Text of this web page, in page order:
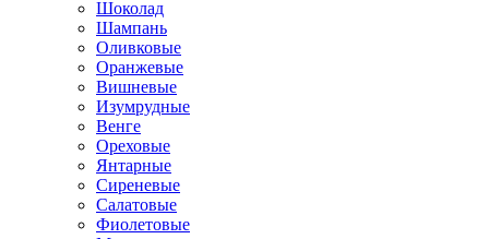
Шоколад
Шампань
Оливковые
Оранжевые
Вишневые
Изумрудные
Венге
Ореховые
Янтарные
Сиреневые
Салатовые
Фиолетовые